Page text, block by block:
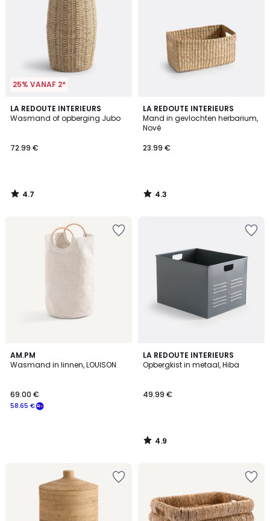
25% VANAF 2*
LA REDOUTE INTERIEURS
Wasmand of opberging Jubo
72.99 €
4.7
/ 5
4.7
/
LA REDOUTE INTERIEURS
Mand in gevlochten herbarium,
Nové
23.99 €
4.3
/ 5
4.3
/
AM.PM
Wasmand in linnen, LOUISON
58.65 €
69.00 €
LA REDOUTE INTERIEURS
Opbergkist in metaal, Hiba
49.99 €
4.9
/ 5
4.9
/